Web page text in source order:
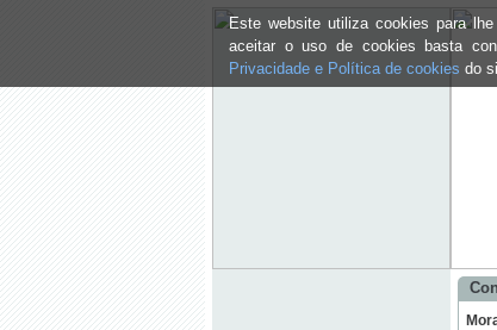
Este website utiliza cookies para
aceitar o uso de cookies basta
Privacidade e Política de cookies do